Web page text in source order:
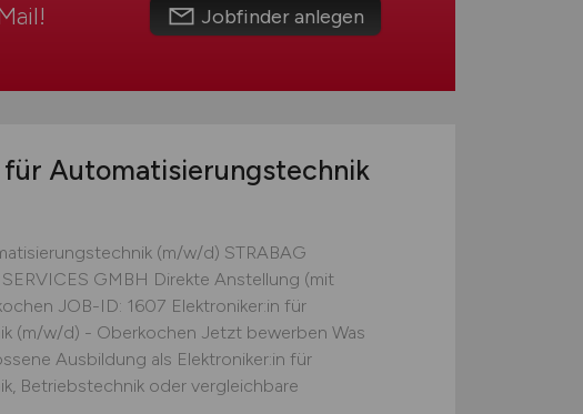
! Jobfinder anlegen
Automatisierungstechnik
(m/w/d) STRABAG
SERVICES GMBH Direkte Anstellung (mit
JOB-ID: 1607 Elektroniker:in für
(m/w/d) - Oberkochen Jetzt bewerben Was
Ausbildung als Elektroniker:in für
Betriebstechnik oder vergleichbare